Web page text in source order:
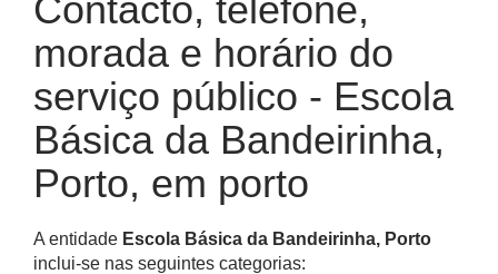
Contacto, telefone,
morada e horário do
serviço público - Escola
Básica da Bandeirinha,
Porto, em porto
A entidade Escola Básica da Bandeirinha, Porto
inclui-se nas seguintes categorias: